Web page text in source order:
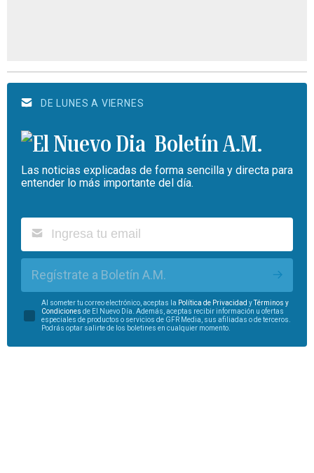
DE LUNES A VIERNES
Boletín A.M.
Las noticias explicadas de forma sencilla y directa para
entender lo más importante del día.
Regístrate a Boletín A.M.
Al someter tu correo electrónico, aceptas la Política de Privacidad yTérminos y
Condiciones de El Nuevo Día. Además, aceptas recibir información u ofertas
especiales de productos o servicios de GFR Media, sus afiliadas o de terceros.
Podrás optar salirte de los boletines en cualquier momento.